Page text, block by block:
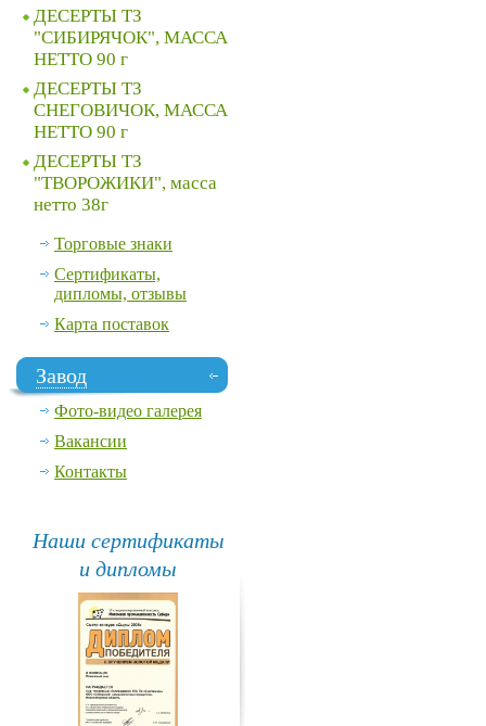
ДЕСЕРТЫ ТЗ
"СИБИРЯЧОК", МАССА
НЕТТО 90 г
ДЕСЕРТЫ ТЗ
СНЕГОВИЧОК, МАССА
НЕТТО 90 г
ДЕСЕРТЫ ТЗ
"ТВОРОЖИКИ", масса
нетто 38г
Торговые знаки
Сертификаты,
дипломы, отзывы
Карта поставок
Завод
Фото-видео галерея
Вакансии
Контакты
Наши сертификаты
и дипломы